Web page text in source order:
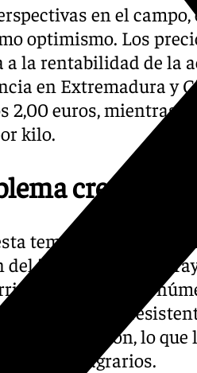
en el
optimismo. Los
a la rentabilidad de la
en Extremadura y
2,00 euros, mientras
kilo.
creciente
temporada, que
del jabalí». Asaja
sino que su
especie muy
y reproducción, lo
como agrarios.